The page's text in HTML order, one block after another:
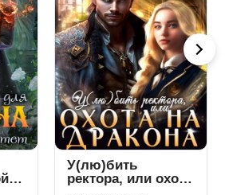
У(лю)бить
ректора, или охота